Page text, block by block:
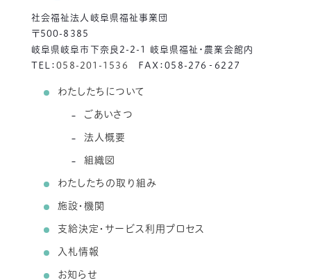
社会福祉法人岐阜県福祉事業団
〒500-8385
岐阜県岐阜市下奈良2-2-1 岐阜県福祉・農業会館内
TEL：058-201-1536 FAX：058-276‐6227
わたしたちについて
ごあいさつ
法人概要
組織図
わたしたちの取り組み
施設・機関
支給決定・サービス利用プロセス
入札情報
お知らせ